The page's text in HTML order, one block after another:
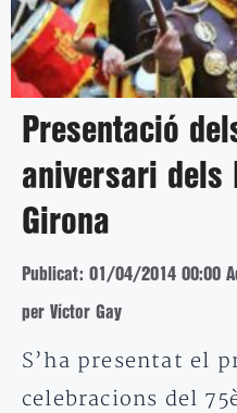
Presentació
aniversari dels
Girona
Publicat: 01/04/2014 00:00
per Víctor Gay
S’ha presentat el
celebracions del